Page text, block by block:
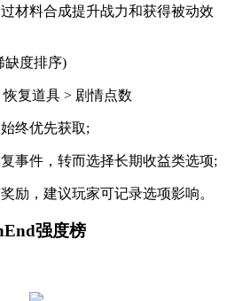
材料合成提升战力和获得被动效
缺度排序)
复道具 > 剧情点数
终优先获取;
事件，转而选择长期收益类选项;
励，建议玩家可记录选项影响。
强度榜